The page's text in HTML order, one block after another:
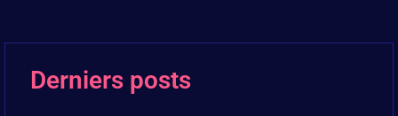
Derniers posts